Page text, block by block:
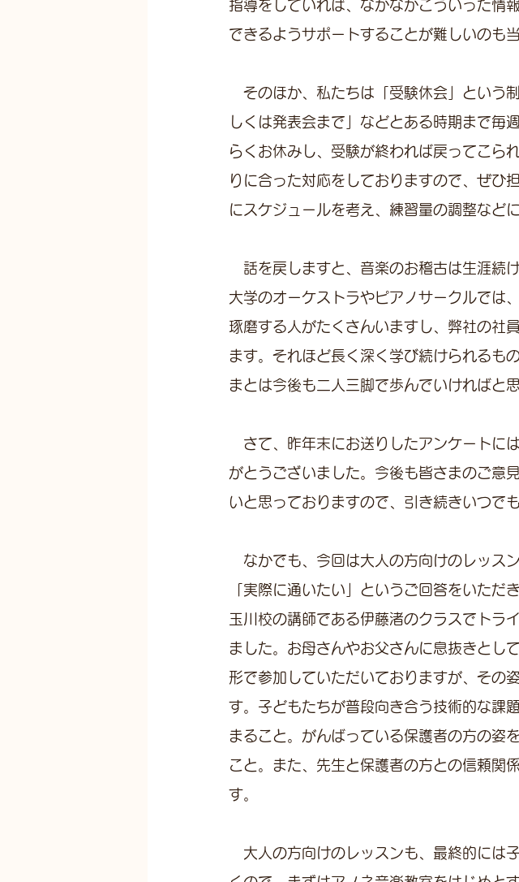
指導をしていれば、なかなかこういった情
できるようサポートすることが難しいのも当
そのほか、私たちは「受験休会」という
しくは発表会まで」などとある時期まで毎
らくお休みし、受験が終われば戻ってこら
りに合った対応をしておりますので、ぜひ
にスケジュールを考え、練習量の調整など
話を戻しますと、音楽のお稽古は生涯続
大学のオーケストラやピアノサークルでは
琢磨する人がたくさんいますし、弊社の社
ます。それほど長く深く学び続けられるも
まとは今後も二人三脚で歩んでいければと
さて、昨年末にお送りしたアンケートに
がとうございました。今後も皆さまのご意
いと思っておりますので、引き続きいつで
なかでも、今回は大人の方向けのレッス
「実際に通いたい」というご回答をいただ
玉川校の講師である伊藤渚のクラスでトラ
ました。お母さんやお父さんに息抜きとし
形で参加していただいておりますが、その
す。子どもたちが普段向き合う技術的な課
まること。がんばっている保護者の方の姿
こと。また、先生と保護者の方との信頼関
す。
大人の方向けのレッスンも、最終的には